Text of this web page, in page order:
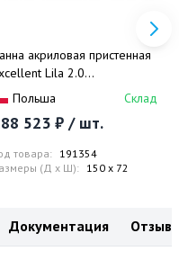
акриловая пристенная
Lila 2.0
WAEX.LIL2.150.WHP 150x72
слив-перелив
Польша Склад
523 ₽ / шт.
товара: 191354
(Д x Ш):
150 x 72
Документация